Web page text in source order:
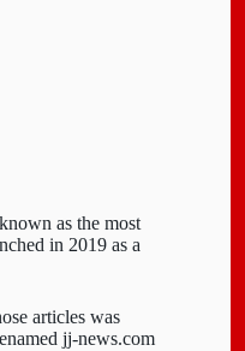
as the most
in 2019 as a
articles was
jj-news.com